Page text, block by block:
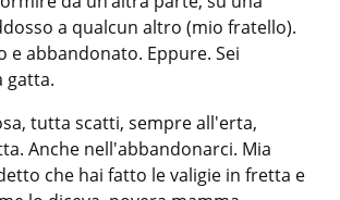
a qualcun altro (mio fratello).
e abbandonato. Eppure. Sei
gatta.
tutta scatti, sempre all'erta,
Anche nell'abbandonarci. Mia
che hai fatto le valigie in fretta e